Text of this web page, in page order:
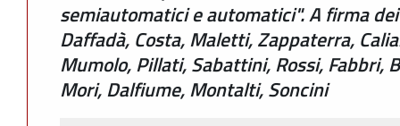
semiautomatici e automatici". A firma
Daffadà, Costa, Maletti, Zappaterra,
Mumolo, Pillati, Sabattini, Rossi, Fabbri,
Mori, Dalfiume, Montalti, Soncini